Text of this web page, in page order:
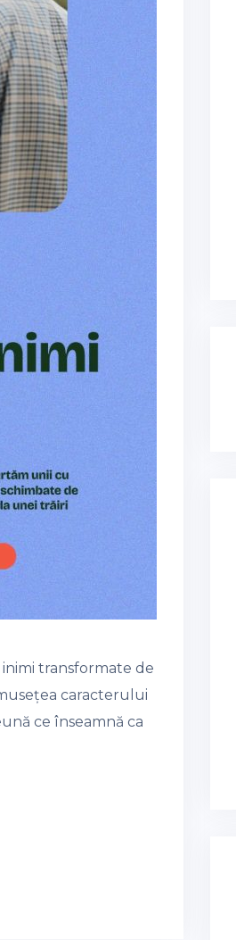
transformate de
caracterului
ce înseamnă ca